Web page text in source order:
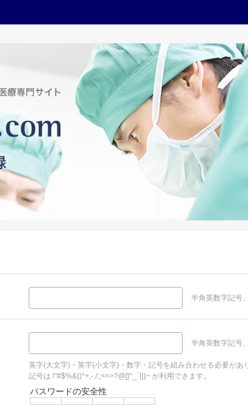
半角英数字記号
半角英数字記号
英字(大文字)・英字(小文字)・数字・記号を組み合わせる必要があ
記号は !"#$%&()*+,-./:;<=>?@[]^_`{|}~ が利用できます。
パスワードの安全性